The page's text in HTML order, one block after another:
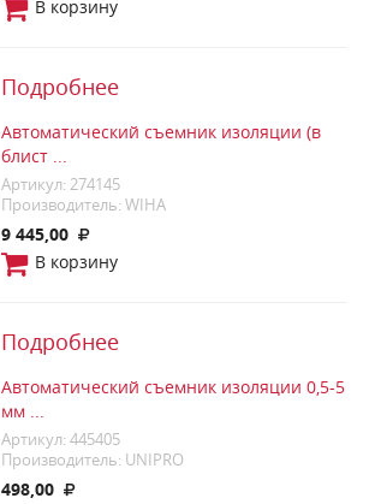
В корзину
Подробнее
Автоматический съемник изоляции (в
блист ...
Артикул: 274145
Производитель: WIHA
9 445,00
В корзину
Подробнее
Автоматический съемник изоляции 0,5-5
мм ...
Артикул: 445405
Производитель: UNIPRO
498,00